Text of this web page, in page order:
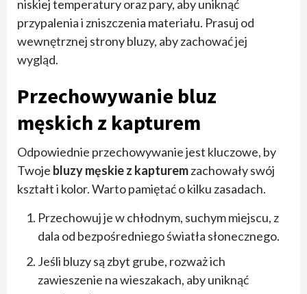
niskiej temperatury oraz pary, aby uniknąć
przypalenia i zniszczenia materiału. Prasuj od
wewnętrznej strony bluzy, aby zachować jej
wygląd.
Przechowywanie bluz
męskich z kapturem
Odpowiednie przechowywanie jest kluczowe, by
Twoje bluzy męskie z kapturemzachowały swój
kształt i kolor. Warto pamiętać o kilku zasadach.
Przechowuj je w chłodnym, suchym miejscu, z
dala od bezpośredniego światła słonecznego.
Jeśli bluzy są zbyt grube, rozważ ich
zawieszenie na wieszakach, aby uniknąć